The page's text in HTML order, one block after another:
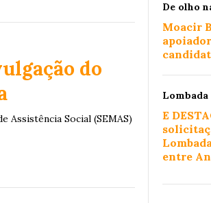
do
Assistência Social (SEMAS)
De olho
Moacir
E
entre